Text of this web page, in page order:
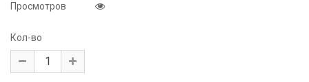
Просмотров
Кол-во